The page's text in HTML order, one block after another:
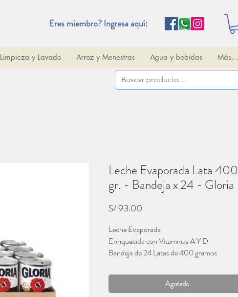
Eres miembro? Ingresa aquí:
Limpieza y Lavado Arroz y Menestras Agua y bebidas Más...
Leche Evaporada Lata 400
gr. - Bandeja x 24 - Gloria
S/ 93.00
Leche Evaporada
Enriquecida con Vitaminas A Y D
Bandeja de 24 Latas de 400 gramos
Agotado